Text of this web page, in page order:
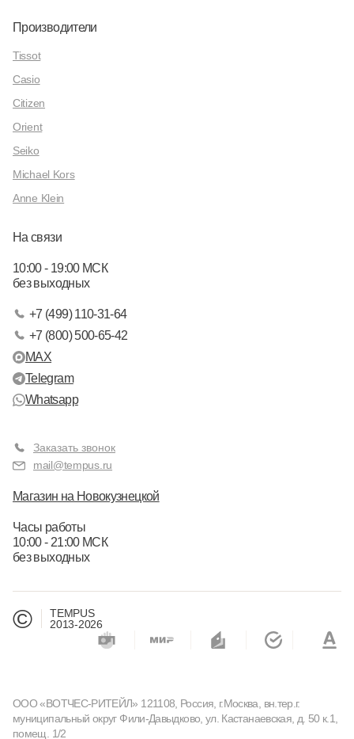
Производители
Tissot
Casio
Citizen
Orient
Seiko
Michael Kors
Anne Klein
На связи
10:00 - 19:00 МСК
без выходных
+7 (499) 110-31-64
+7 (800) 500-65-42
MAX
Telegram
Whatsapp
Заказать звонок
mail@tempus.ru
Магазин на Новокузнецкой
Часы работы
10:00 - 21:00 МСК
без выходных
©
TEMPUS
2013-2026
ООО «ВОТЧЕС-РИТЕЙЛ» 121108, Россия, г.Москва, вн.тер.г.
муниципальный округ Фили-Давыдково, ул. Кастанаевская, д. 50 к.1,
помещ. 1/2